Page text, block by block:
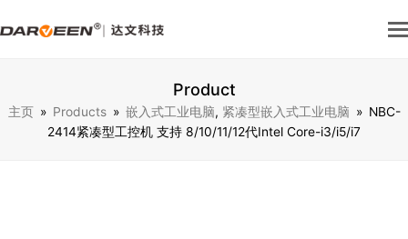
Product
主页 » Products » 嵌入式工业电脑, 紧凑型嵌入式工业电脑 » NBC-
2414紧凑型工控机 支持 8/10/11/12代Intel Core-i3/i5/i7